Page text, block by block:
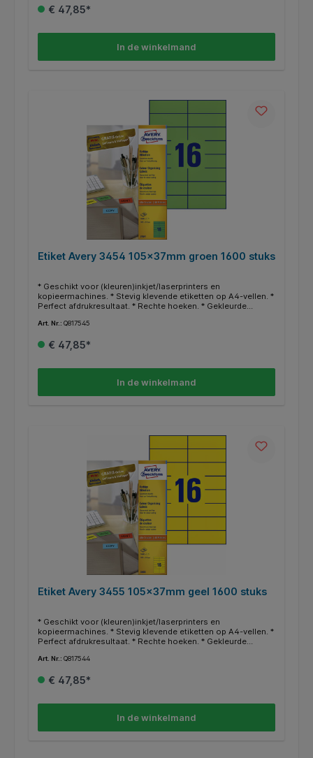
ontwerpsoftware beschikbaar op http://www.avery.eu.
€ 47,85*
In de winkelmand
Etiket Avery 3454 105x37mm groen 1600 stuks
* Geschikt voor (kleuren)inkjet/laserprinters en
kopieermachines. * Stevig klevende etiketten op A4-vellen. *
Perfect afdrukresultaat. * Rechte hoeken. * Gekleurde
om documenten, boeken en andere voorwerpen te
ontwerpsoftware beschikbaar op http://www.avery.eu.
Art. Nr.: Q817545
€ 47,85*
In de winkelmand
Etiket Avery 3455 105x37mm geel 1600 stuks
* Geschikt voor (kleuren)inkjet/laserprinters en
kopieermachines. * Stevig klevende etiketten op A4-vellen. *
Perfect afdrukresultaat. * Rechte hoeken. * Gekleurde
om documenten, boeken en andere voorwerpen te
ontwerpsoftware beschikbaar op http://www.avery.eu.
Art. Nr.: Q817544
€ 47,85*
In de winkelmand